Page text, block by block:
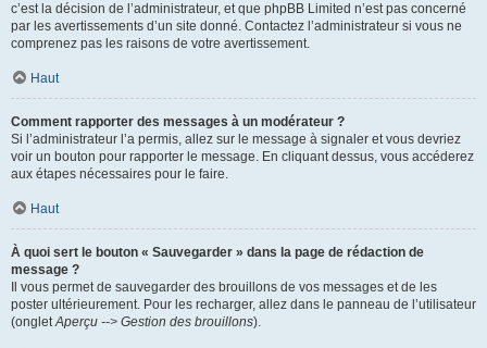
c’est la décision de l’administrateur, et que phpBB Limited n’est pas concerné
par les avertissements d’un site donné. Contactez l’administrateur si vous ne
comprenez pas les raisons de votre avertissement.
Haut
Comment rapporter des messages à un modérateur ?
Si l’administrateur l’a permis, allez sur le message à signaler et vous devriez
voir un bouton pour rapporter le message. En cliquant dessus, vous accéderez
aux étapes nécessaires pour le faire.
Haut
À quoi sert le bouton « Sauvegarder » dans la page de rédaction de
message ?
Il vous permet de sauvegarder des brouillons de vos messages et de les
poster ultérieurement. Pour les recharger, allez dans le panneau de l’utilisateur
(ongletAperçu --> Gestion des brouillons).